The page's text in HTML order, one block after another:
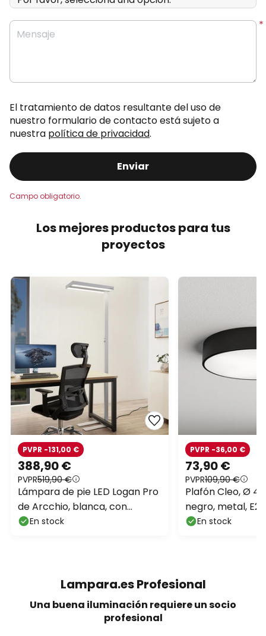
Mensaje
El tratamiento de datos resultante del uso de
nuestro formulario de contacto está sujeto a
nuestra política de privacidad.
Enviar
Los mejores productos para tus
proyectos
388,90 €
PVPR519,90 €
PVPR -131,00 €
Lámpara de pie LED Logan Pro
de Arcchio, blanca, con
sensor, atenuable
En stock
73,90 €
PVPR109,90 €
PVPR -36,00 €
Plafón Cleo, Ø
negro, metal, E27
En stock
Lampara.es Profesional
Una buena iluminación requiere un socio
profesional